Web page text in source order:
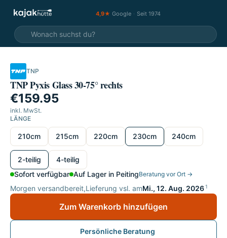
4,9★ Google · Seit 1974
TNP
TNP Pyxis Glass 30-75° rechts
€159.95
inkl. MwSt.
LÄNGE
Länge wählen
210cm 215cm 220cm 230cm 240cm
wählen
2-teilig
4-teilig
Sofort verfügbar Auf Lager in PeitingBeratung vor Ort →
Morgen versandbereit,Lieferung vsl. amMi., 12. Aug. 20261
Zum Warenkorb hinzufügen
Persönliche Beratung